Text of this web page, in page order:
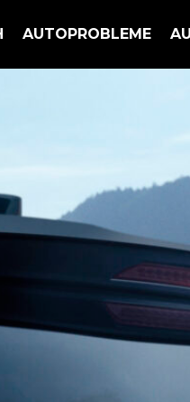
AUTOPROBLEME